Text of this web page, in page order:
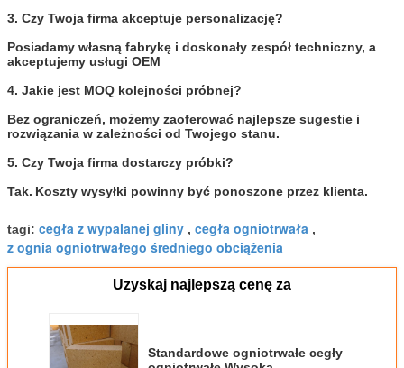
3. Czy Twoja firma akceptuje personalizację?
Posiadamy własną fabrykę i doskonały zespół techniczny, a
akceptujemy usługi OEM
4. Jakie jest MOQ kolejności próbnej?
Bez ograniczeń, możemy zaoferować najlepsze sugestie i
rozwiązania w zależności od Twojego stanu.
5. Czy Twoja firma dostarczy próbki?
Tak. Koszty wysyłki powinny być ponoszone przez klienta.
tagi: cegła z wypalanej gliny , cegła ogniotrwała ,
z ognia ogniotrwałego średniego obciążenia
Uzyskaj najlepszą cenę za
Standardowe ogniotrwałe cegły